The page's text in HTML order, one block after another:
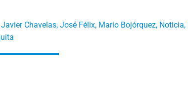
Javier Chavelas, José Félix, Mario Bojórquez, Noticia,